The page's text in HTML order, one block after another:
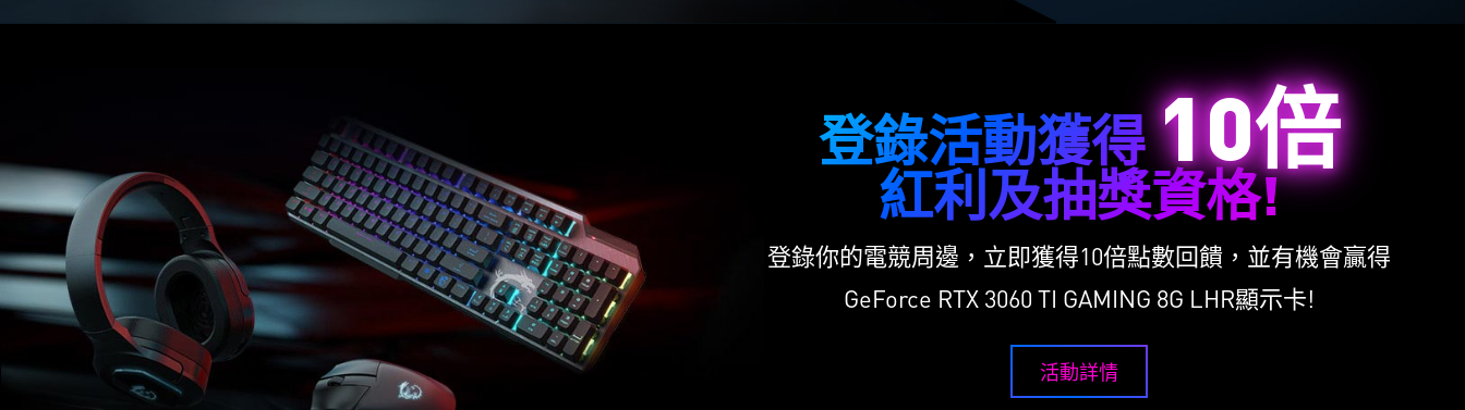
登錄活動獲得10倍
紅利及抽獎資格!
登錄你的電競周邊，立即獲得10倍點數回饋，並有機會贏得
GeForce RTX 3060 TI GAMING 8G LHR顯示卡!
活動詳情